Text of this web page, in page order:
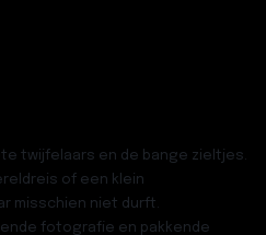
twijfelaars en de bange zieltjes.
of een klein
misschien niet durft.
fotografie en pakkende